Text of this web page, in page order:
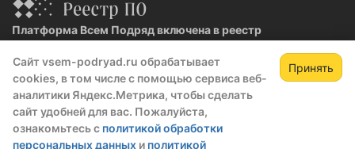
Сайт vsem-podryad.ru обрабатывает
cookies, в том числе с помощью сервиса веб-
аналитики Яндекс.Метрика, чтобы сделать
сайт удобней для вас. Пожалуйста,
ознакомьтесь с политикой обработки
персональных данных и политикой
Принять
Платформа Всем Подряд включена в реестр
Реестровая запись №32021 от 06.02.2026
Политика конфиденциальности